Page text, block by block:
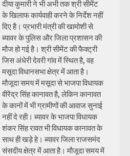
दीया कुमारी ने भी अभी तक श्री सीमेंट
के खिलाफ कार्यवाही करने के निर्देश नहीं
दिए है। प्रभारी मंत्री की खामोशी से
ब्यावर के पुलिस और जिला प्रशासन की
मौज हो गई है। श्री सीमेंट की फैक्ट्री
जिस अंधेरी देवरी गांव में स्थित है, वह
मसूदा विधानसभा क्षेत्र में आता है।
मौजूदा समय में मसूदा से भाजपा विधायक
वीरेंद्र सिंह कानावत है, लेकिन कानावत
के कानों में भी ग्रामीणों की आवाज सुनाई
नहीं दे रही। ब्यावर के भाजपा विधायक
शंकर सिंह रावत भी विधायक कानावत के
साथ ही खड़े हे। ब्यावर जिला राजसमंद
संसदीय क्षेत्र में आता है। मौजूदा समय में